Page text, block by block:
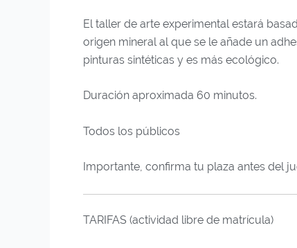
El taller de arte experimental estará
origen mineral al que se le añade un
pinturas sintéticas y es más ecológico.
Duración aproximada 60 minutos.
Todos los públicos
Importante, confirma tu plaza antes del
TARIFAS (actividad libre de matrícula)